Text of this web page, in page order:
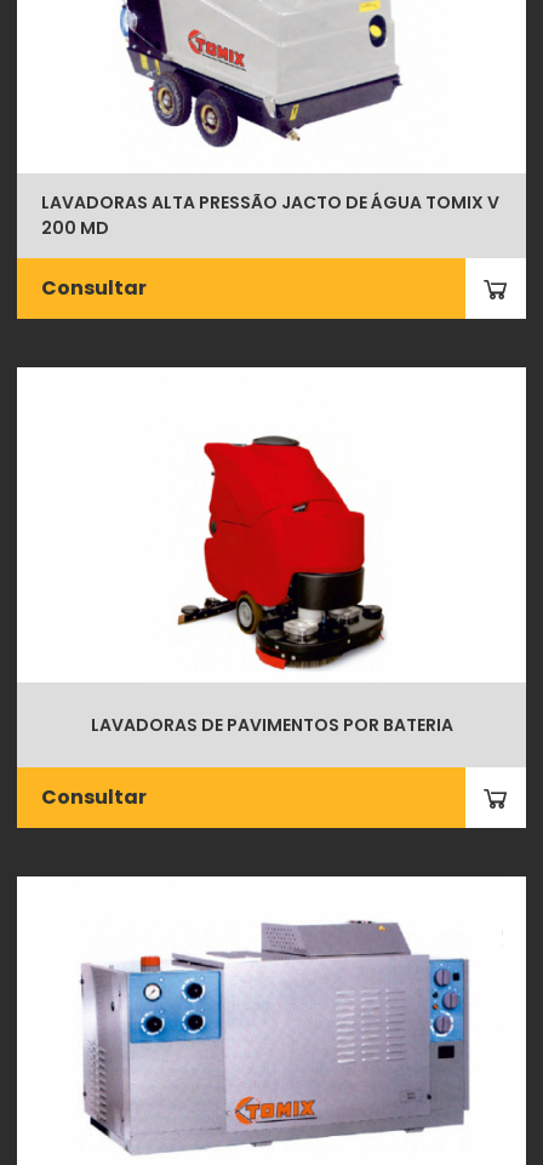
LAVADORAS ALTA PRESSÃO JACTO DE ÁGUA TOMIX V
200 MD
Consultar
LAVADORAS DE PAVIMENTOS POR BATERIA
Consultar